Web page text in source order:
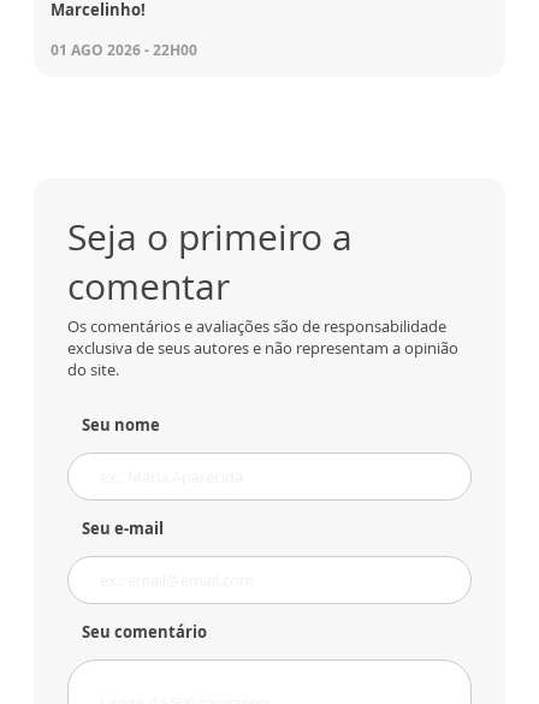
Marcelinho!
01 AGO 2026 - 22H00
Seja o primeiro a
comentar
Os comentários e avaliações são de responsabilidade
exclusiva de seus autores e não representam a opinião
do site.
Seu nome
Seu e-mail
Seu comentário